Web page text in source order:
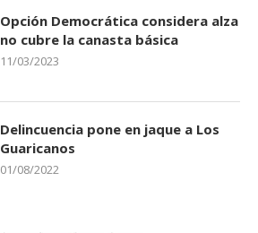
Opción Democrática considera alza
no cubre la canasta básica
11/03/2023
Delincuencia pone en jaque a Los
Guaricanos
01/08/2022